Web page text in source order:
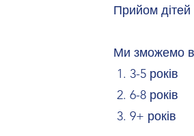
Прийом дітей
Ми зможемо
1. 3-5 років
2. 6-8 років
3. 9+ років